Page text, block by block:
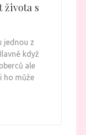
života s
jednou z
když
ale
ho může